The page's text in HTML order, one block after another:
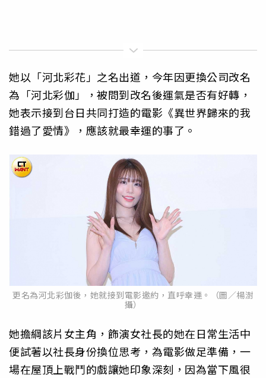
她以「河北彩花」之名出道，今年因更換公司改名
為「河北彩伽」，被問到改名後運氣是否有好轉，
她表示接到台日共同打造的電影《異世界歸來的我
錯過了愛情》，應該就最幸運的事了。
更名為河北彩伽後，她就接到電影邀約，直呼幸運。（圖／楊澍
攝）
她擔綱該片女主角，飾演女社長的她在日常生活中
便試著以社長身份換位思考，為電影做足準備，一
場在屋頂上戰鬥的戲讓她印象深刻，因為當下風很